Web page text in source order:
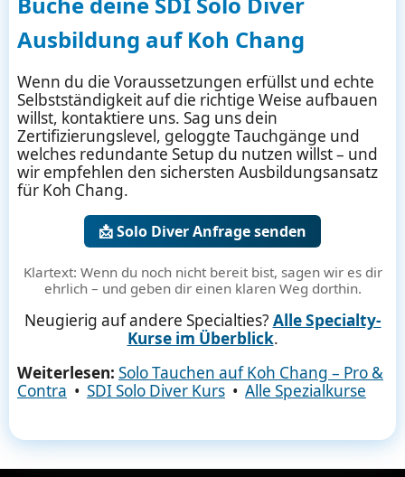
Ausbildung auf Koh Chang
Wenn du die Voraussetzungen erfüllst und echte
Selbstständigkeit auf die richtige Weise aufbauen
willst, kontaktiere uns. Sag uns dein
Zertifizierungslevel, geloggte Tauchgänge und
welches redundante Setup du nutzen willst – und
wir empfehlen den sichersten Ausbildungsansatz
für Koh Chang.
📩 Solo Diver Anfrage senden
Klartext: Wenn du noch nicht bereit bist, sagen wir es dir
ehrlich – und geben dir einen klaren Weg dorthin.
Neugierig auf andere Specialties? Alle Specialty-
Kurse im Überblick.
Weiterlesen: Solo Tauchen auf Koh Chang – Pro &
Contra • SDI Solo Diver Kurs• Alle Spezialkurse